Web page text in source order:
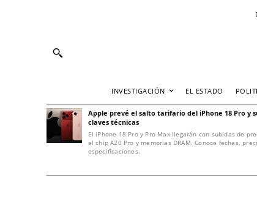
INVESTIGACIÓN EL ESTADO
Apple prevé el salto tarifario del iPhone 18 Pro y
claves técnicas
El iPhone 18 Pro y Pro Max llegarán con subidas de
el chip A20 Pro y memorias DRAM. Conoce fechas,
especificaciones.